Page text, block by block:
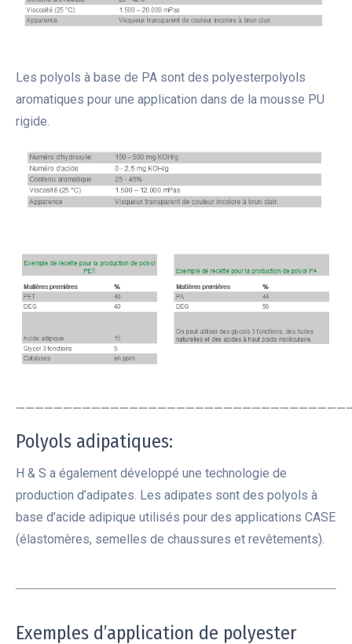
Les polyols à base de PA sont des polyesterpolyols
aromatiques pour une application dans de la mousse PU
rigide.
Polyols adipatiques:
H & S a également développé une technologie de
production d’adipates. Les adipates sont des polyols à
base d’acide adipique utilisés pour des applications CASE
(élastomères, semelles de chaussures et revêtements).
Exemples d’application de polyester